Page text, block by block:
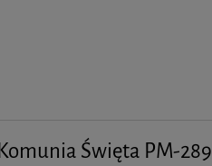
Święta PM-289